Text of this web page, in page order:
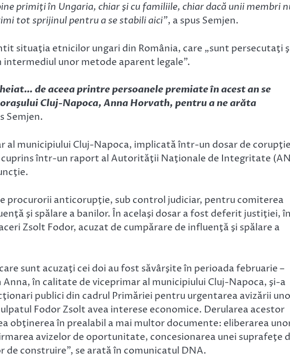
primiţi în Ungaria, chiar şi cu familiile, chiar dacă unii membri
tot sprijinul pentru a se stabili aici”, a spus Semjen.
situaţia etnicilor ungari din România, care „sunt persecutaţi
intermediul unor metode aparent legale”.
de aceea printre persoanele premiate în acest an se
Cluj-Napoca, Anna Horvath, pentru a ne arăta
Semjen.
al municipiului Cluj-Napoca, implicată într-un dosar de
într-un raport al Autorităţii Naţionale de Integritate
procurorii anticorupţie, sub control judiciar, pentru comiterea
şi spălare a banilor. În acelaşi dosar a fost deferit justiţiei,
Zsolt Fodor, acuzat de cumpărare de influenţă şi spălare a
sunt acuzaţi cei doi au fost săvârşite în perioada februarie –
în calitate de viceprimar al municipiului Cluj-Napoca, şi-a
publici din cadrul Primăriei pentru urgentarea avizării
Fodor Zsolt avea interese economice. Derularea acestor
obţinerea în prealabil a mai multor documente: eliberarea
avizelor de oportunitate, concesionarea unei suprafeţe
construire”, se arată în comunicatul DNA.